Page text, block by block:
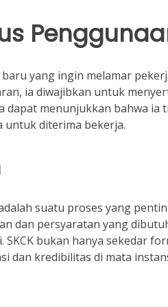
yang ingin melamar
ia diwajibkan untuk
dapat menunjukkan bahwa
untuk diterima bekerja.
suatu proses yang
dan persyaratan yang
SKCK bukan hanya sekedar
dan kredibilitas di mata